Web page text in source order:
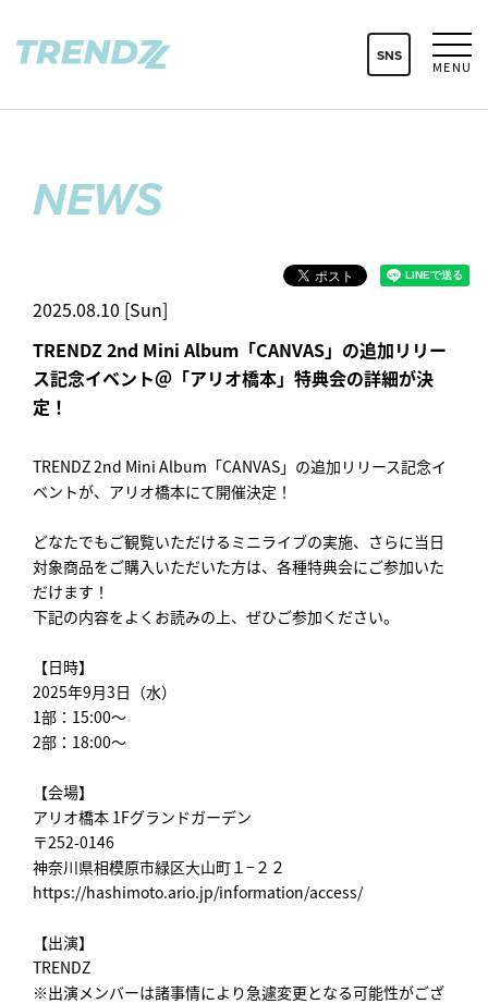
MENU
SNS
NEWS
2025.08.10 [Sun]
TRENDZ 2nd Mini Album「CANVAS」の追加リリー
ス記念イベント＠「アリオ橋本」特典会の詳細が決
定！
TRENDZ 2nd Mini Album「CANVAS」の追加リリース記念イ
ベントが、アリオ橋本にて開催決定！
どなたでもご観覧いただけるミニライブの実施、さらに当日
対象商品をご購入いただいた方は、各種特典会にご参加いた
だけます！
下記の内容をよくお読みの上、ぜひご参加ください。
【日時】
2025年9月3日（水）
1部：15:00～
2部：18:00～
【会場】
アリオ橋本 1Fグランドガーデン
〒252-0146
神奈川県相模原市緑区大山町１−２２
https://hashimoto.ario.jp/information/access/
【出演】
TRENDZ
※出演メンバーは諸事情により急遽変更となる可能性がござ